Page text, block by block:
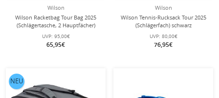
Wilson
Wilson Racketbag Tour Bag 2025
(Schlägertasche, 2 Hauptfächer)
schwarz 6er
UVP: 95,00€
65,95€
Wilson
Wilson Tennis-Rucksack Tour 2025
(Schlägerfach) schwarz
UVP: 80,00€
76,95€
NEU